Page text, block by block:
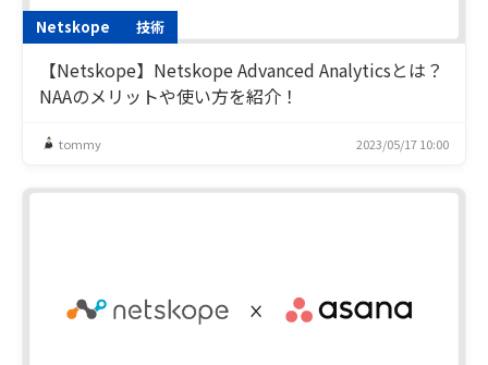
Netskope 技術
【Netskope】Netskope Advanced Analyticsとは？
NAAのメリットや使い方を紹介！
tommy 2023/05/17 10:00